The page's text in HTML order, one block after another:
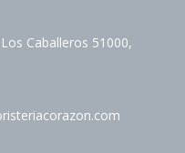
Caballeros 51000,